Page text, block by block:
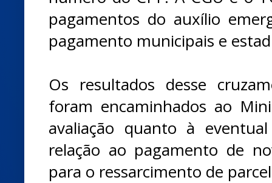
pagamentos do auxílio
pagamento municipais e
Os resultados desse
foram encaminhados ao
avaliação quanto à
relação ao pagamento de
para o ressarcimento de